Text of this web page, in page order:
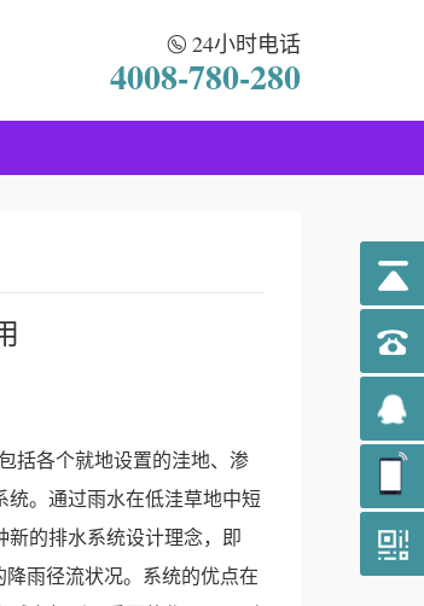
24小时电话
4008-780-280
各个就地设置的洼地、渗
。通过雨水在低洼草地中短
的排水系统设计理念，即
雨径流状况。系统的优点在